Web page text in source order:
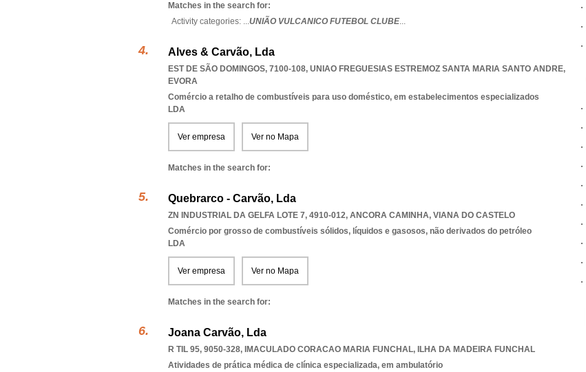
Matches in the search for:
Activity categories: ...UNIÃO VULCANICO FUTEBOL CLUBE...
Alves & Carvão, Lda
EST DE SÃO DOMINGOS, 7100-108, UNIAO FREGUESIAS ESTREMOZ SANTA MARIA SANTO ANDRE,
EVORA
Comércio a retalho de combustíveis para uso doméstico, em estabelecimentos especializados
LDA
Ver empresa Ver no Mapa
Matches in the search for:
Quebrarco - Carvão, Lda
ZN INDUSTRIAL DA GELFA LOTE 7, 4910-012, ANCORA CAMINHA, VIANA DO CASTELO
Comércio por grosso de combustíveis sólidos, líquidos e gasosos, não derivados do petróleo
LDA
Ver empresa Ver no Mapa
Matches in the search for:
Joana Carvão, Lda
R TIL 95, 9050-328, IMACULADO CORACAO MARIA FUNCHAL, ILHA DA MADEIRA FUNCHAL
Atividades de prática médica de clínica especializada, em ambulatório